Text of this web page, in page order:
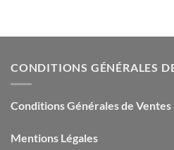
CONDITIONS GÉNÉRALES
Conditions Générales de Ventes
Mentions Légales